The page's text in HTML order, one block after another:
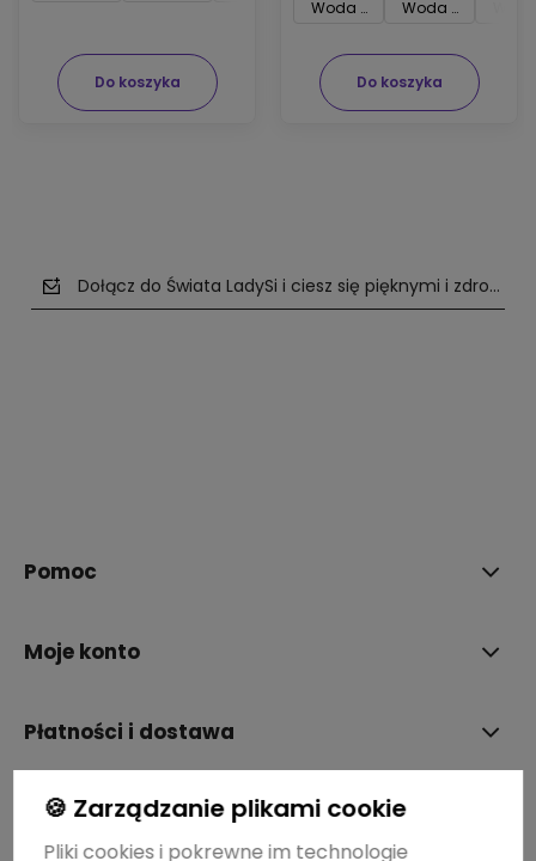
Do koszyka Do koszyka
Woda utleniona Joico 3 %
Woda utleniona
Dołącz do Świata LadySi i ciesz się pięknymi i
Pomoc
Moje konto
Płatności i dostawa
Informacje
🍪 Zarządzanie plikami cookie
Pliki cookies i pokrewne im technologie